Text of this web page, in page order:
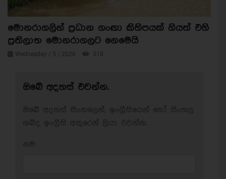
මොනරාගලින් ප්‍රධාන ගංඟා කිහිපයක් ගියත් එහි
ප්‍රතිලාභ මොනරාගලට නෙමෙයි
Wednesday / 5 / 2026 318
ඔබේ අදහස් එවන්න.